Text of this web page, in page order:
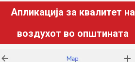
Апликација за квалитет на
воздухот во општината